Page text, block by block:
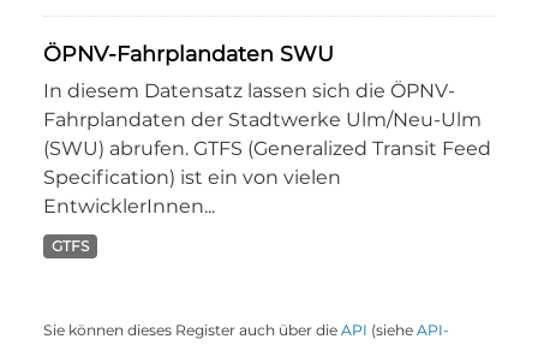
ÖPNV-Fahrplandaten SWU
In diesem Datensatz lassen sich die ÖPNV-
Fahrplandaten der Stadtwerke Ulm/Neu-Ulm
(SWU) abrufen. GTFS (Generalized Transit Feed
Specification) ist ein von vielen
EntwicklerInnen...
GTFS
Sie können dieses Register auch über die API (siehe API-